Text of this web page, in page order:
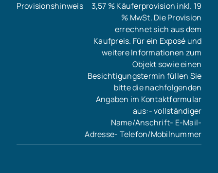
Provisionshinweis
3,57 % Käuferprovision inkl. 19
% MwSt. Die Provision
errechnet sich aus dem
Kaufpreis. Für ein Exposé und
weitere Informationen zum
Objekt sowie einen
Besichtigungstermin füllen Sie
bitte die nachfolgenden
Angaben im Kontaktformular
aus:- vollständiger
Name/Anschrift- E-Mail-
Adresse- Telefon/Mobilnummer